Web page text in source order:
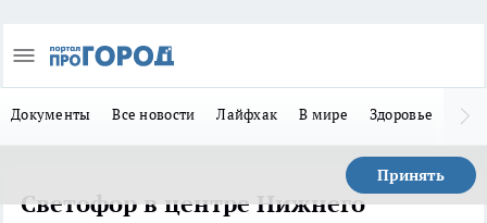
Документы Все новости Лайфхак В мире Здоровье
Принять
Светофор в центре Нижнего